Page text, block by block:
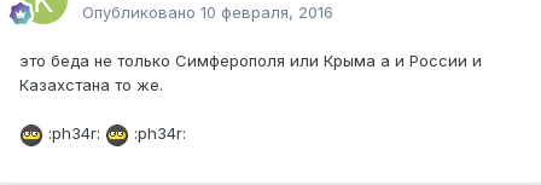
Опубликовано 10 февраля, 2016
это беда не только Симферополя или Крыма а и России и
Казахстана то же.
:ph34r: :ph34r: